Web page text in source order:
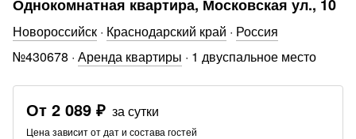
Однокомнатная квартира, Московская ул., 10
Новороссийск · Краснодарский край · Россия
№430678 · Аренда квартиры · 1 двуспальное место
От 2 089 ₽ за сутки
Цена зависит от дат и состава гостей